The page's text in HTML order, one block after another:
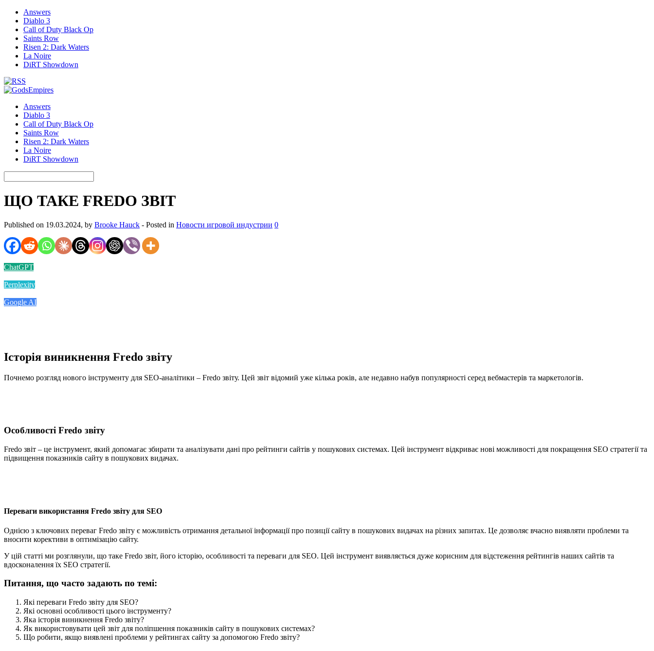
Answers
Diablo 3
Call of Duty Black Op
Saints Row
Risen 2: Dark Waters
La Noire
DiRT Showdown
Answers
Diablo 3
Call of Duty Black Op
Saints Row
Risen 2: Dark Waters
La Noire
DiRT Showdown
ЩО ТАКЕ FREDO ЗВІТ
Published on 19.03.2024, by Brooke Hauck - Posted in Новости игровой индустрии 0
ChatGPT
Perplexity
Google AI
Історія виникнення Fredo звіту
Почнемо розгляд нового інструменту для SEO-аналітики – Fredo звіту. Цей звіт відомий уже кілька років, але недавно набув популярності серед вебмастерів та маркетологів.
Особливості Fredo звіту
Fredo звіт – це інструмент, який допомагає збирати та аналізувати дані про рейтинги сайтів у пошукових системах. Цей інструмент відкриває нові можливості для покращення SEO стратегії та
підвищення показників сайту в пошукових видачах.
Переваги використання Fredo звіту для SEO
Однією з ключових переваг Fredo звіту є можливість отримання детальної інформації про позиції сайту в пошукових видачах на різних запитах. Це дозволяє вчасно виявляти проблеми та
вносити корективи в оптимізацію сайту.
У цій статті ми розглянули, що таке Fredo звіт, його історію, особливості та переваги для SEO. Цей інструмент виявляється дуже корисним для відстеження рейтингів наших сайтів та
вдосконалення їх SEO стратегії.
Питання, що часто задають по темі:
Які переваги Fredo звіту для SEO?
Які основні особливості цього інструменту?
Яка історія виникнення Fredo звіту?
Як використовувати цей звіт для поліпшення показників сайту в пошукових системах?
Що робити, якщо виявлені проблеми у рейтингах сайту за допомогою Fredo звіту?